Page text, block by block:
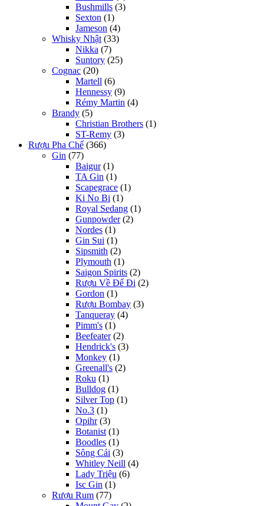
Bushmills (3)
Sexton (1)
Jameson (4)
Whisky Nhật (33)
Nikka (7)
Suntory (25)
Cognac (20)
Martell (6)
Hennessy (9)
Rémy Martin (4)
Brandy (5)
Christian Brothers (1)
ST-Remy (3)
Rượu Pha Chế (366)
Gin (77)
Baigur (1)
TA Gin (1)
Scapegrace (1)
Ki No Bi (1)
Royal Sedang (1)
Gunpowder (2)
Nordes (1)
Gin Sui (1)
Sipsmith (2)
Plymouth (1)
Saigon Spirits (2)
Rượu Về Để Đi (2)
Gordon (1)
Rượu Bombay (3)
Tanqueray (4)
Pimm's (1)
Beefeater (2)
Hendrick's (3)
Monkey (1)
Greenall's (2)
Roku (1)
Bulldog (1)
Silver Top (1)
No.3 (1)
Opihr (3)
Botanist (1)
Boodles (1)
Sông Cái (3)
Whitley Neill (4)
Lady Triệu (6)
Isc Gin (1)
Rượu Rum (77)